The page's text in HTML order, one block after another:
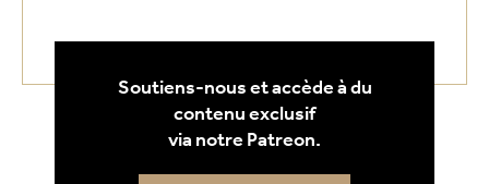
Soutiens-nous et accède à du
contenu exclusif
via notre Patreon.